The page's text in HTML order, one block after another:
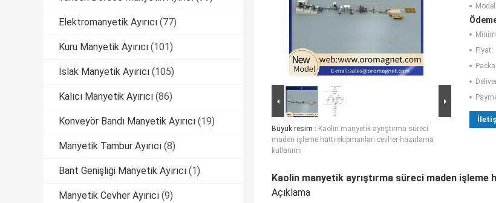
Elektromanyetik Ayırıcı (77)
Kuru Manyetik Ayırıcı (101)
Islak Manyetik Ayırıcı (105)
Kalıcı Manyetik Ayırıcı (86)
Konveyör Bandı Manyetik Ayırıcı (19)
Manyetik Tambur Ayırıcı (8)
Bant Genişliği Manyetik Ayırıcı (1)
Manyetik Cevher Ayırıcı (9)
Büyük resim : Kaolin manyetik ayrıştırma süreci
maden işleme hattı ekipmanları cevher hazırlama
kullanımı
Fiyat:
Kaolin manyetik ayrıştırma süreci maden işleme
Açıklama